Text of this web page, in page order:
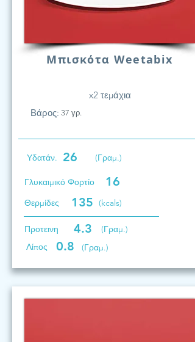
Μπισκότα Weetabix
x2 τεμάχια
Βάρος: 37 γρ.
Υδατάν. 26 (Γραμ.)
Γλυκαιμικό Φορτίο 16
Θερμίδες 135 (kcals)
Προτεινη 4.3
(Γραμ.)
Λίπος
0.8 (Γραμ.)